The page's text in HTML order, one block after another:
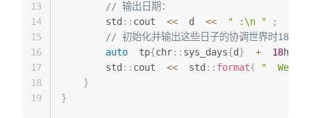
// 输出日期：
        std
:: cout <<
  d
<< " :\n "
;
// 初始化并输出这些日子的协调世界时18:30
auto
  tp
{chr:: sys_days{d} + 18h
        std
:: cout <<
  std
:: format (
"  We
}
}
13
14
15
16
17
18
19